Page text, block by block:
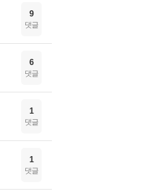
9
댓글
6
댓글
1
댓글
1
댓글